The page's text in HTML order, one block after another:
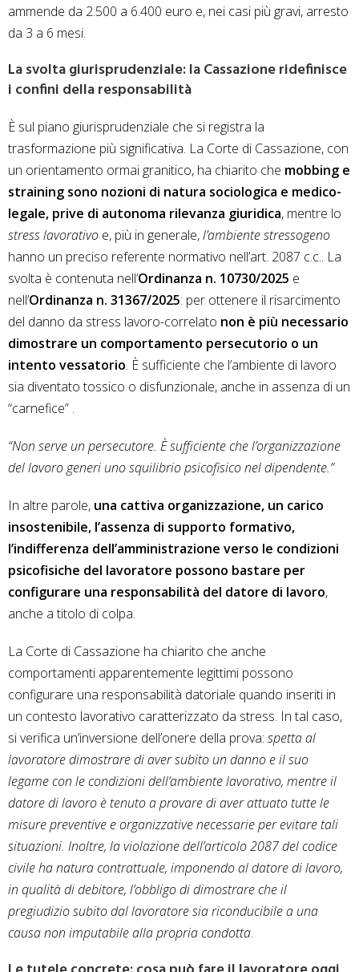
ammende da 2.500 a 6.400 euro e, nei casi più gravi, arresto
da 3 a 6 mesi.
La svolta giurisprudenziale: la Cassazione ridefinisce
i confini della responsabilità
È sul piano giurisprudenziale che si registra la
trasformazione più significativa. La Corte di Cassazione, con
un orientamento ormai granitico, ha chiarito che mobbing e
straining sono nozioni di natura sociologica e medico-
legale, prive di autonoma rilevanza giuridica, mentre lo
stress lavorativo e, più in generale,l’ambiente stressogeno
hanno un preciso referente normativo nell’art. 2087 c.c.. La
svolta è contenuta nell’Ordinanza n. 10730/2025 e
nell’Ordinanza n. 31367/2025: per ottenere il risarcimento
del danno da stress lavoro-correlato non è più necessario
dimostrare un comportamento persecutorio o un
intento vessatorio. È sufficiente che l’ambiente di lavoro
sia diventato tossico o disfunzionale, anche in assenza di un
“carnefice” .
“Non serve un persecutore. È sufficiente che l’organizzazione
del lavoro generi uno squilibrio psicofisico nel dipendente.”
In altre parole, una cattiva organizzazione, un carico
insostenibile, l’assenza di supporto formativo,
l’indifferenza dell’amministrazione verso le condizioni
psicofisiche del lavoratore possono bastare per
configurare una responsabilità del datore di lavoro,
anche a titolo di colpa.
La Corte di Cassazione ha chiarito che anche
comportamenti apparentemente legittimi possono
configurare una responsabilità datoriale quando inseriti in
un contesto lavorativo caratterizzato da stress. In tal caso,
si verifica un’inversione dell’onere della prova: spetta al
lavoratore dimostrare di aver subito un danno e il suo
legame con le condizioni dell’ambiente lavorativo, mentre il
datore di lavoro è tenuto a provare di aver attuato tutte le
misure preventive e organizzative necessarie per evitare tali
situazioni. Inoltre, la violazione dell’articolo 2087 del codice
civile ha natura contrattuale, imponendo al datore di lavoro,
in qualità di debitore, l’obbligo di dimostrare che il
pregiudizio subito dal lavoratore sia riconducibile a una
causa non imputabile alla propria condotta.